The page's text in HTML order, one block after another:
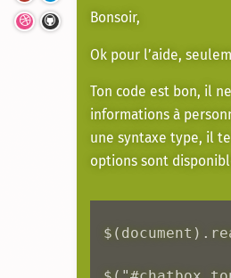
Bonsoir,
Ok pour l’aide,
Ton code est bon, il
informations à
une syntaxe type, il
options sont